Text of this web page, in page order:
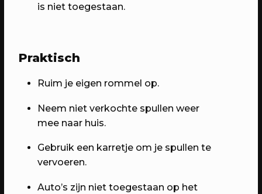
Utrecht!
GigaSjoelen & nog veel meer.
is niet toegestaan.
Praktisch
Ruim je eigen rommel op.
Neem niet verkochte spullen weer
mee naar huis.
Gebruik een karretje om je spullen te
vervoeren.
Auto’s zijn niet toegestaan op het